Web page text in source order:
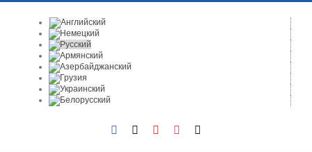
Facebook YouTubeInstagram